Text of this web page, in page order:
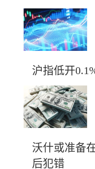
沪指低开
沃什或准备
后犯错